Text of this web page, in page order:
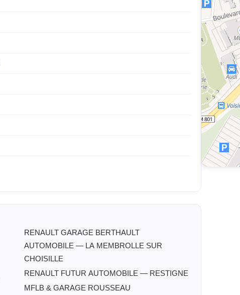
RENAULT GARAGE BERTHAULT
AUTOMOBILE — LA MEMBROLLE SUR
CHOISILLE
RENAULT FUTUR AUTOMOBILE — RESTIGNE
MFLB & GARAGE ROUSSEAU